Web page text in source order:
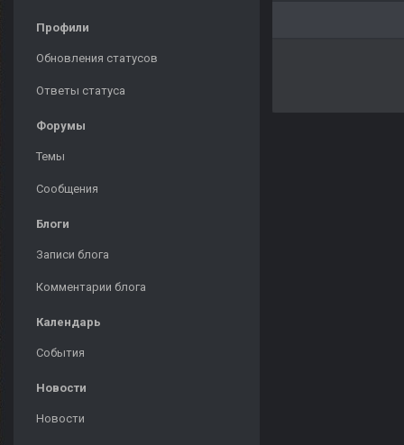
Профили
Обновления статусов
Ответы статуса
Форумы
Темы
Сообщения
Блоги
Записи блога
Комментарии блога
Календарь
События
Новости
Новости